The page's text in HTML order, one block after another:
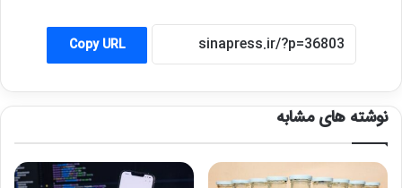
Copy URL
نوشته های مشابه